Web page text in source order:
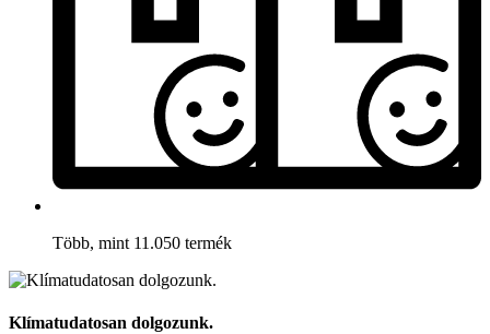
Több, mint 11.050 termék
Klímatudatosan dolgozunk.